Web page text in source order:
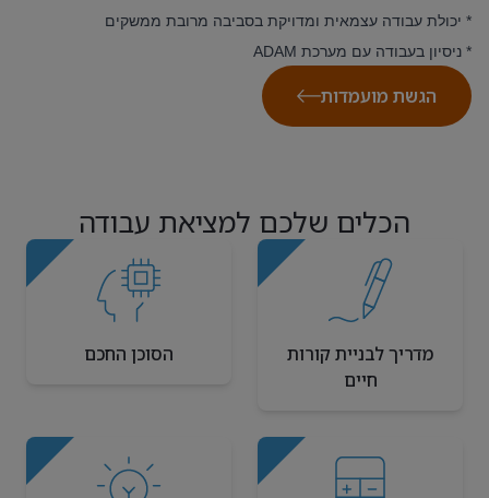
* יכולת עבודה עצמאית ומדויקת בסביבה מרובת ממשקים
* ניסיון בעבודה עם מערכת ADAM
הגשת מועמדות
הכלים שלכם למציאת עבודה
מדריך לבניית קורות
חיים
הסוכן החכם